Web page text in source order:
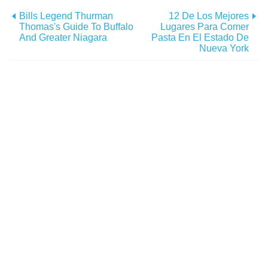
Bills Legend Thurman
Thomas's Guide To Buffalo
And Greater Niagara
12 De Los Mejores
Lugares Para Comer
Pasta En El Estado De
Nueva York